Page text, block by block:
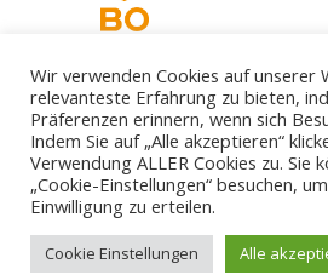
Die STADTGESTALTER - politisch
Gestalte deine Stadt. - Für
mail@die-stadtgestalter.de
Wir verwenden Cookies auf unserer
relevanteste Erfahrung zu bieten,
Präferenzen erinnern, wenn sich
Indem Sie auf „Alle akzeptieren“
Verwendung ALLER Cookies zu. Sie
„Cookie-Einstellungen“ besuchen,
Einwilligung zu erteilen.
Cookie Einstellungen Alle